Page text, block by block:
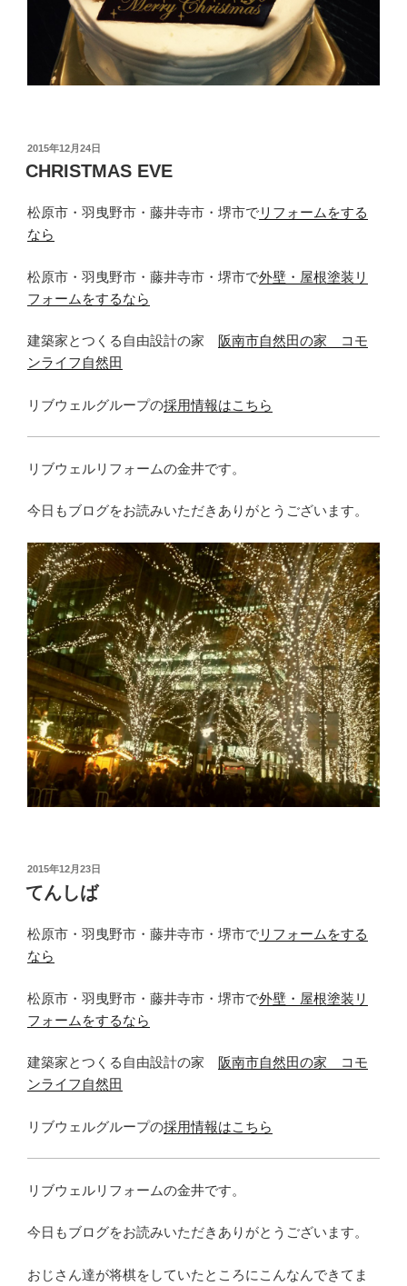
投
稿
日:
2015年12月24日
CHRISTMAS EVE
松原市・羽曳野市・藤井寺市・堺市でリフォームをする
なら
松原市・羽曳野市・藤井寺市・堺市で外壁・屋根塗装リ
フォームをするなら
建築家とつくる自由設計の家 阪南市自然田の家 コモ
ンライフ自然田
リブウェルグループの採用情報はこちら
リブウェルリフォームの金井です。
今日もブログをお読みいただきありがとうございます。
投
稿
日:
2015年12月23日
てんしば
松原市・羽曳野市・藤井寺市・堺市でリフォームをする
なら
松原市・羽曳野市・藤井寺市・堺市で外壁・屋根塗装リ
フォームをするなら
建築家とつくる自由設計の家 阪南市自然田の家 コモ
ンライフ自然田
リブウェルグループの採用情報はこちら
リブウェルリフォームの金井です。
今日もブログをお読みいただきありがとうございます。
おじさん達が将棋をしていたところにこんなんできてま